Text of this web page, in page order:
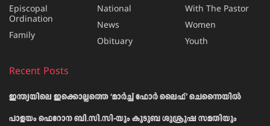
Episcopal
Ordination
Family
National
News
Obituary
With The Pastor
Women
Youth
Recent Posts
ഇന്ത്യയിലെ ഇക്കൊല്ലത്തെ ‘മാർച്ച് ഫോർ ലൈഫ്’ ചെന്നൈയിൽ
പാളയം ഫെറോന ബി.സി.സി-യും കുടുബ ശുശ്രൂഷ സമതിയും